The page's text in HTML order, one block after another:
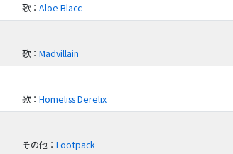
歌 ：Aloe Blacc
歌 ：Madvillain
歌 ：Homeliss Derelix
その他 ：Lootpack